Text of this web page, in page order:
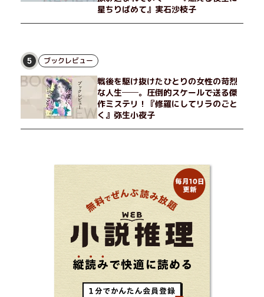
星ちりばめて』実石沙枝子
5 ブックレビュー
戦後を駆け抜けたひとりの女性の苛烈
な人生──。圧倒的スケールで送る傑
作ミステリ！『修羅にしてリラのごと
く』弥生小夜子